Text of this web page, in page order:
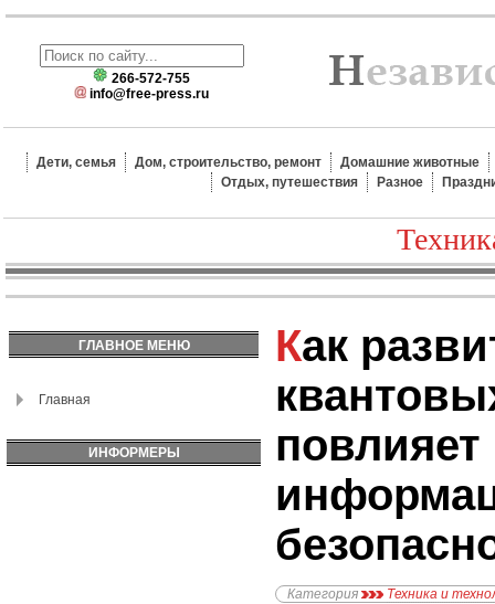
266-572-755
info@free-press.ru
Дети, семья Дом, строительство, ремонт
Домашние животные
Отдых, путешествия
Разное
ГЛАВНОЕ МЕНЮ
Главная
ИНФОРМЕРЫ
Как развитие
Категория Техника и